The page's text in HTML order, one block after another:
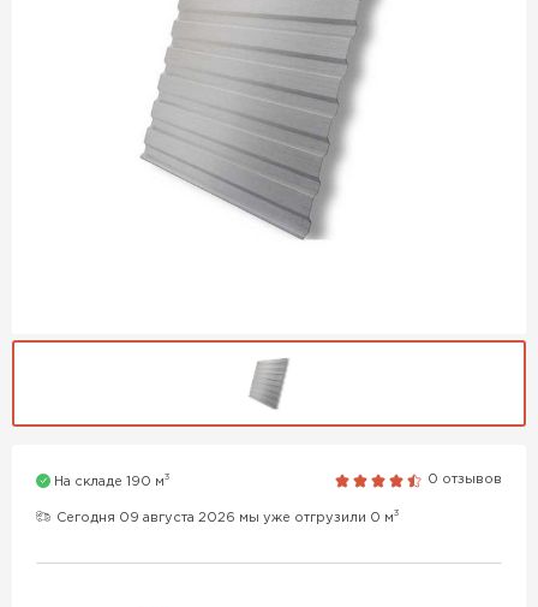
На складе 190 м3 0 отзывов
Сегодня 09 августа 2026 мы уже отгрузили 0 м3